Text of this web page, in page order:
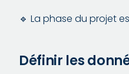
🔹 La phase du projet
Définir les